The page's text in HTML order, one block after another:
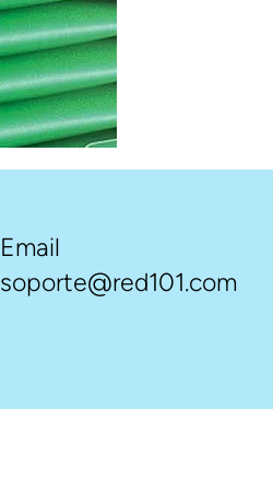
Email
soporte@red101.com